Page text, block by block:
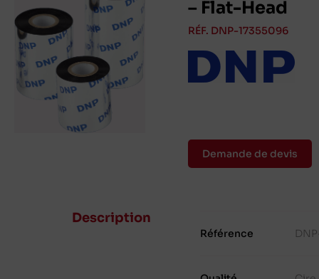
– Flat-Head
RÉF. DNP-17355096
Demande de devis
Description
Référence